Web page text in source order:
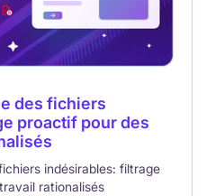
des fichiers
proactif pour des
indésirables: filtrage
rationalisés